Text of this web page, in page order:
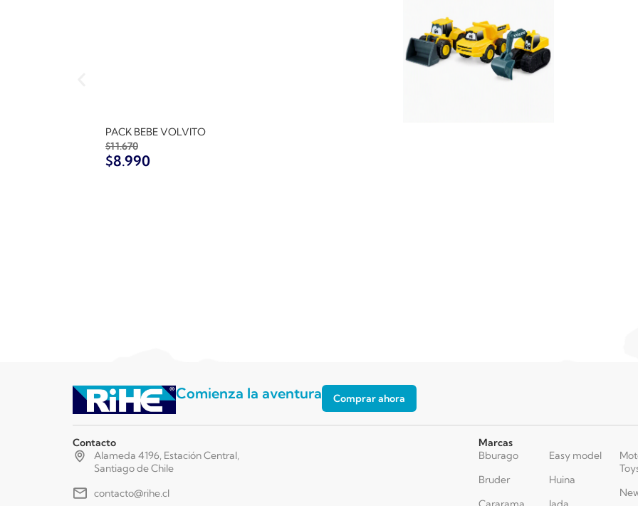
PACK BEBE VOLVITO
$11.670
$8.990
Comienza la aventura Comprar ahora
Contacto
Alameda 4196, Estación Central,
Santiago de Chile
contacto@rihe.cl
Marcas
Bburago
Bruder
Easy model
Huina